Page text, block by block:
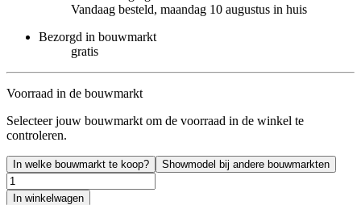
Vandaag besteld, maandag 10 augustus in huis
Bezorgd in bouwmarkt
gratis
Voorraad in de bouwmarkt
Selecteer jouw bouwmarkt om de voorraad in de winkel te
controleren.
In welke bouwmarkt te koop? Showmodel bij andere bouwmarkten
In winkelwagen